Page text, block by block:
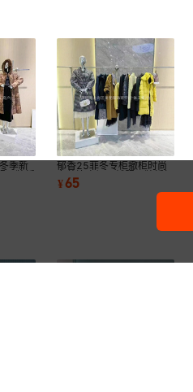
季新
品牌折
郁香25菲冬专柜撤柜时尚
女装连衣裙羽绒服品牌折扣
女装尾货批发
¥65